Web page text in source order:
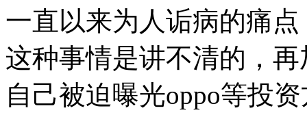
一直以来为人诟病的痛
这种事情是讲不清的，
自己被迫曝光oppo等投